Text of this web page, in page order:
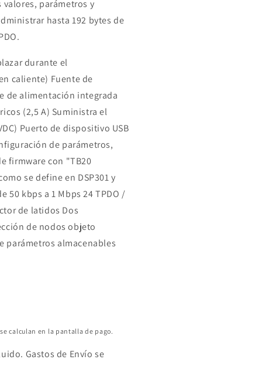
parámetros y
hasta 192 bytes de
durante el
caliente) Fuente de
de alimentación integrada
(2,5 A) Suministra el
Puerto de dispositivo USB
de parámetros,
firmware con "TB20
se define en DSP301 y
50 kbps a 1 Mbps 24 TPDO /
de latidos Dos
de nodos objeto
parámetros almacenables
calculan en la pantalla de pago.
Gastos de Envío se